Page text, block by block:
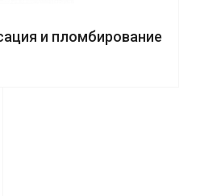
и пломбирование